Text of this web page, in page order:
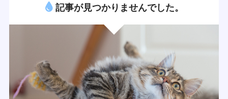
記事が見つかりませんでした。